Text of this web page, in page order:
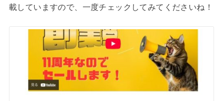
載していますので、一度チェックしてみてくださいね！